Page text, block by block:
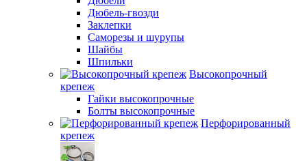
Дюбель-гвозди
Заклепки
Саморезы и шурупы
Шайбы
Шпильки
Высокопрочный
крепеж
Гайки высокопрочные
Болты высокопрочные
Перфорированный
крепеж